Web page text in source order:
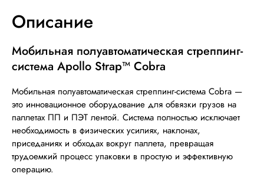
Описание
Мобильная полуавтоматическая стреппинг-
система Apollo Strap™ Cobra
Мобильная полуавтоматическая стреппинг-система Cobra —
это инновационное оборудование для обвязки грузов на
паллетах ПП и ПЭТ лентой. Система полностью исключает
необходимость в физических усилиях, наклонах,
приседаниях и обходах вокруг паллета, превращая
трудоемкий процесс упаковки в простую и эффективную
операцию.